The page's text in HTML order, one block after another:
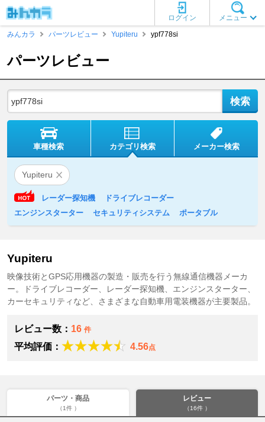
メニュー
ログイン
みんカラ
パーツレビュー Yupiteru ypf778si
パーツレビュー
車種検索 カテゴリ検索 メーカー検索
Yupiteru
レーダー探知機
ドライブレコーダー
エンジンスターター
セキュリティシステム ポータブル
Yupiteru
映像技術とGPS応用機器の製造・販売を行う無線通信機器メーカ
ー。ドライブレコーダー、レーダー探知機、エンジンスターター、
カーセキュリティなど、さまざまな自動車用電装機器が主要製品。
レビュー数： 16 件
平均評価： 4.56点
パーツ・商品
（1件 ）
レビュー
（16件 ）